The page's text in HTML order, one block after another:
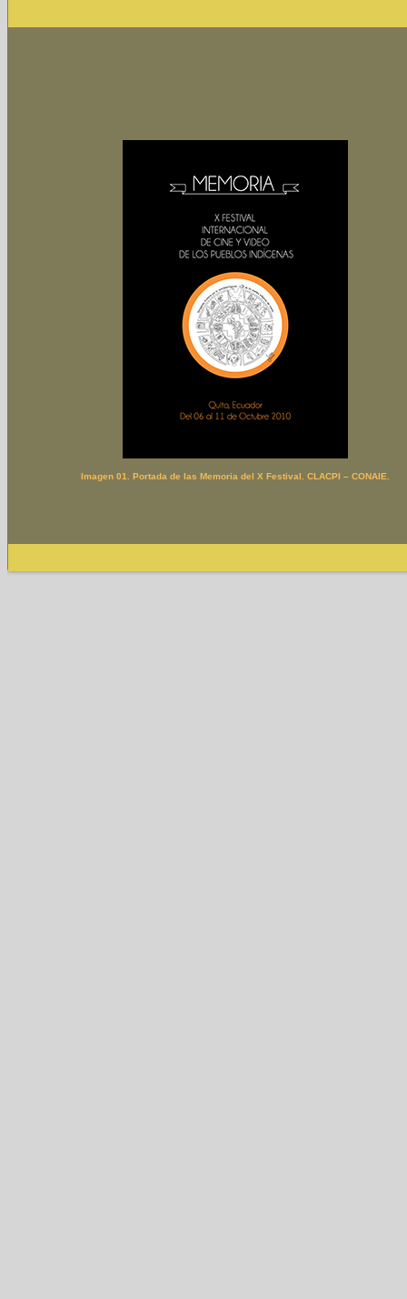
Imagen 01. Portada de las Memoria del X Festival. CLACPI – CONAIE.